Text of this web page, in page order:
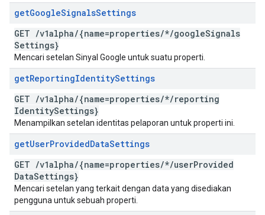
getGoogleSignalsSettings
GET /v1alpha/{name=properties/*/googleSignals
Settings}
Mencari setelan Sinyal Google untuk suatu properti.
getReportingIdentitySettings
GET /v1alpha/{name=properties/*/reporting
IdentitySettings}
Menampilkan setelan identitas pelaporan untuk properti ini.
getUserProvidedDataSettings
GET /v1alpha/{name=properties/*/userProvided
DataSettings}
Mencari setelan yang terkait dengan data yang disediakan
pengguna untuk sebuah properti.